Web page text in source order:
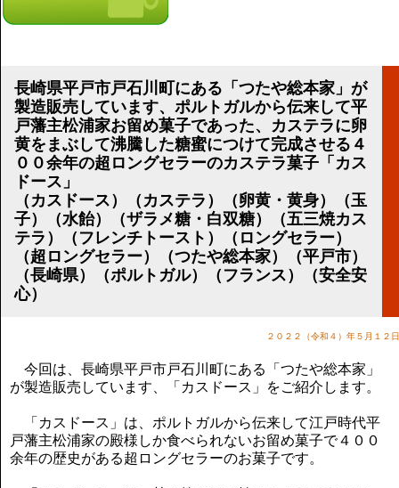
法律相談案内
リンク集
顧問契約について
講演のご案内
気をつけたい法律のポイント
武田正男の独り言
長崎県平戸市戸石川町にある「つたや総本家」が
製造販売しています、ポルトガルから伝来して平
戸藩主松浦家お留め菓子であった、カステラに卵
黄をまぶして沸騰した糖蜜につけて完成させる４
００余年の超ロングセラーのカステラ菓子「カス
ドース」
（カスドース）（カステラ）（卵黄・黄身）（玉
子）（水飴）（ザラメ糖・白双糖）（五三焼カス
テラ）（フレンチトースト）（ロングセラー）
（超ロングセラー）（つたや総本家）（平戸市）
（長崎県）（ポルトガル）（フランス）（安全安
心）
２０２２（令和４）年５月１２日
今回は、長崎県平戸市戸石川町にある「つたや総本家」
が製造販売しています、「カスドース」をご紹介します。
「カスドース」は、ポルトガルから伝来して江戸時代平
戸藩主松浦家の殿様しか食べられないお留め菓子で４００
余年の歴史がある超ロングセラーのお菓子です。